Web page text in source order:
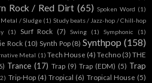
Rock / Red Dirt (65) Spoken Word (1)
Metal / Sludge (1) Study beats / Jazz-hop / Chill-hop
(1) Surf Rock (7) Swing (1) Symphonic (1)
Rock (10) Synth Pop (8) Synthpop (158)
Metal (1) Tech House (4) Techno (3) THE
Trance (17) Trap (9) Trap (EDM) (5) Trap
Trip-Hop (4) Tropical (6) Tropical House (5)